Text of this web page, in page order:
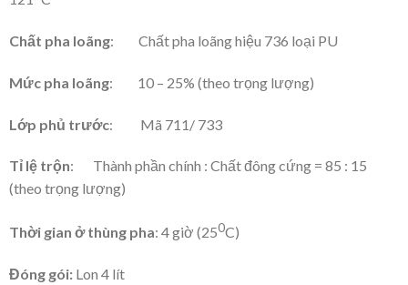
Chất pha loãng: Chất pha loãng hiệu 736 loại PU
Mức pha loãng: 10 – 25% (theo trọng lượng)
Lớp phủ trước: Mã 711/ 733
Tỉ lệ trộn: Thành phần chính : Chất đông cứng = 85 : 15
(theo trọng lượng)
Thời gian ở thùng pha: 4 giờ (250C)
Đóng gói:Lon 4 lít